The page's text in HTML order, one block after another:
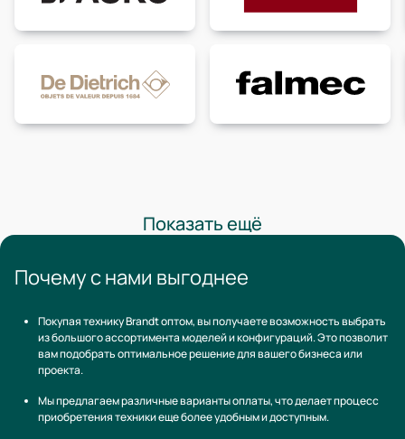
Показать ещё
Почему с нами выгоднее
Покупая технику Brandt оптом, вы получаете возможность выбрать
из большого ассортимента моделей и конфигураций. Это позволит
вам подобрать оптимальное решение для вашего бизнеса или
проекта.
Мы предлагаем различные варианты оплаты, что делает процесс
приобретения техники еще более удобным и доступным.